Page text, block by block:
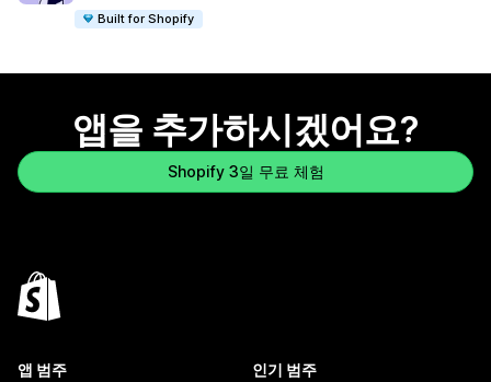
Built for Shopify
앱을 추가하시겠어요?
Shopify 3일 무료 체험
앱 범주 인기 범주